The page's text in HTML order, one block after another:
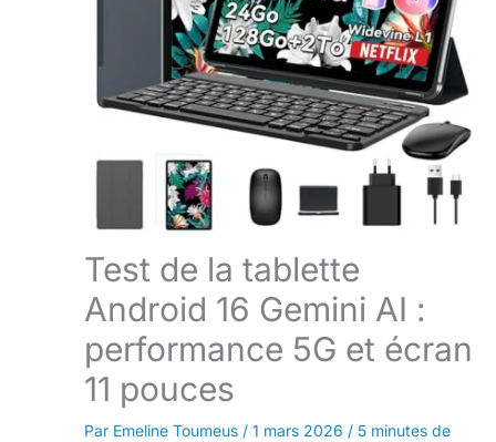
Test de la tablette
Android 16 Gemini AI :
performance 5G et écran
11 pouces
Par Emeline Toumeus / 1 mars 2026 / 5 minutes de